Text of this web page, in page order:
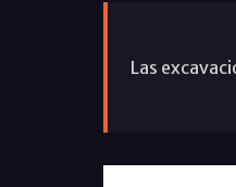
Las